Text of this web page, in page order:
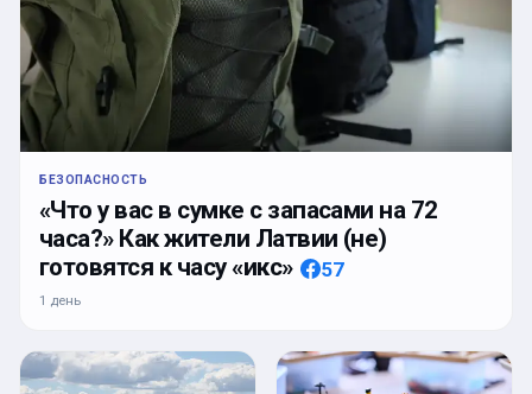
БЕЗОПАСНОСТЬ
«Что у вас в сумке с запасами на 72
часа?» Как жители Латвии (не)
готовятся к часу «икс»
57
1 день